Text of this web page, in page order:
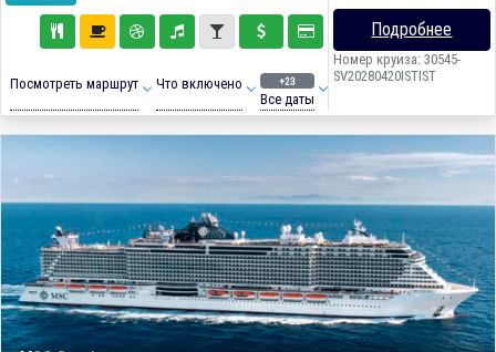
Посмотреть маршрут Что включено +23
Все даты
Подробнее
Номер круиза: 30545-
SV20280420ISTIST